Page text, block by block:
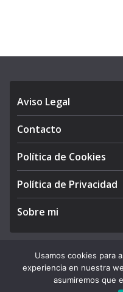
Aviso Legal
Contacto
Política de Cookies
Política de Privacidad
Sobre mi
Copyright © 2026
Usamos cookies para
experiencia en nuestra
asumiremos que